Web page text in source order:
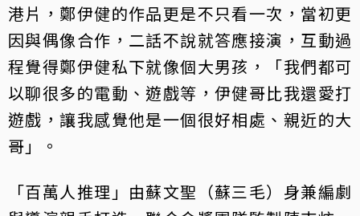
港片，鄭伊健的作品更是不只看一次，當初更
因與偶像合作，二話不說就答應接演，互動過
程覺得鄭伊健私下就像個大男孩，「我們都可
以聊很多的電動、遊戲等，伊健哥比我還愛打
遊戲，讓我感覺他是一個很好相處、親近的大
哥」。
「百萬人推理」由蘇文聖（蘇三毛）身兼編劇